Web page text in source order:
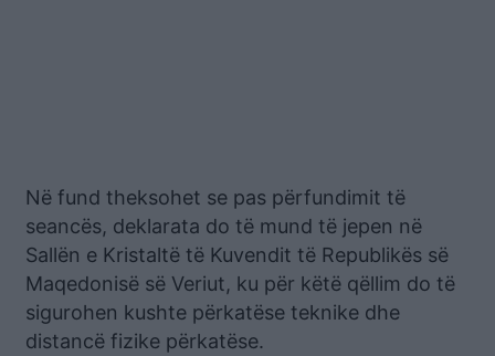
Në fund theksohet se pas përfundimit të
seancës, deklarata do të mund të jepen në
Sallën e Kristaltë të Kuvendit të Republikës së
Maqedonisë së Veriut, ku për këtë qëllim do të
sigurohen kushte përkatëse teknike dhe
distancë fizike përkatëse.